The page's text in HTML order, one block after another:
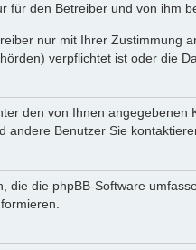
für den Betreiber und von ihm
nur mit Ihrer Zustimmung
verpflichtet ist oder die
den von Ihnen
Benutzer Sie
die die phpBB-Software